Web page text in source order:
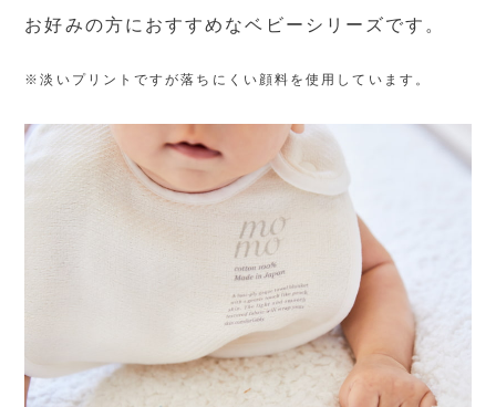
お好みの方におすすめなベビーシリーズです。
※淡いプリントですが落ちにくい顔料を使用しています。